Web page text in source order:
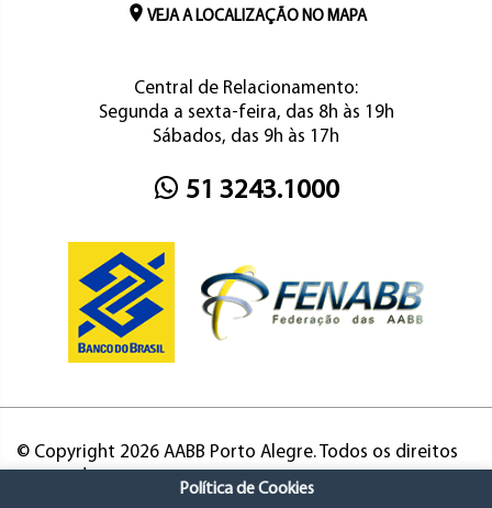
VEJA A LOCALIZAÇÃO NO MAPA
Central de Relacionamento:
Segunda a sexta-feira, das 8h às 19h
Sábados, das 9h às 17h
51 3243.1000
© Copyright 2026 AABB Porto Alegre. Todos os direitos
Política de Cookies